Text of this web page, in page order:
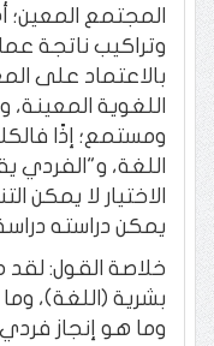
المجتمع المعين؛
بالاعتماد على
اللغوية
ومستمع؛ إذًا
اللغة، و"الفردي
الاختيار لا يمكن
يمكن دراسته دراسة
خلاصة القول:
بشرية (اللغة)،
وما هو إنجاز